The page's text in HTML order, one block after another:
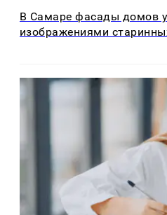
В Самаре фасады домов
изображениями